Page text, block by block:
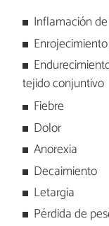
Inflamación
tejido conjuntivo
Fiebre
Dolor
Anorexia
Decaimiento
Letargia
Pérdida de